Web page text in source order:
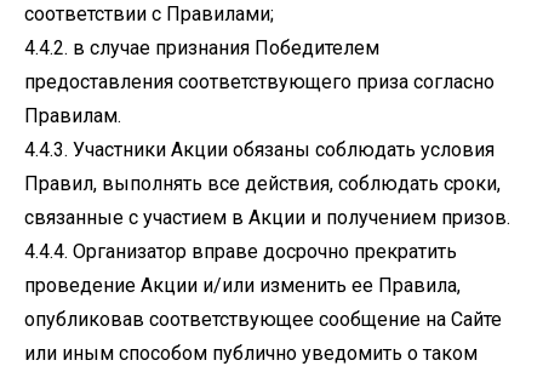
соответствии с Правилами;
4.4.2. в случае признания Победителем
предоставления соответствующего приза согласно
Правилам.
4.4.3. Участники Акции обязаны соблюдать условия
Правил, выполнять все действия, соблюдать сроки,
связанные с участием в Акции и получением призов.
4.4.4. Организатор вправе досрочно прекратить
проведение Акции и/или изменить ее Правила,
опубликовав соответствующее сообщение на Сайте
или иным способом публично уведомить о таком